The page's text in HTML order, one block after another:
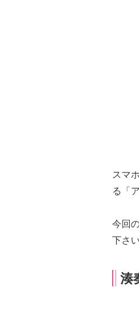
スマ
る「
今回
下さ
湊